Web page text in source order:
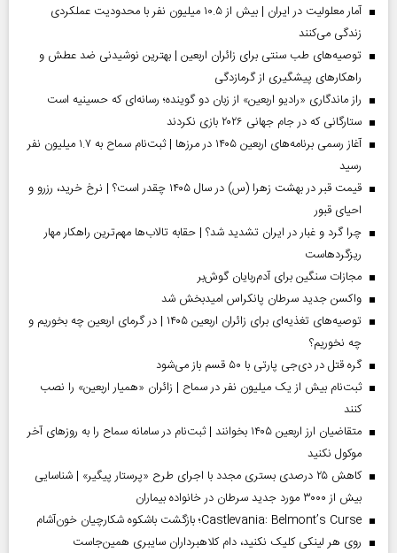
آمار معلولیت در ایران | بیش از ۱۰.۵ میلیون نفر با محدودیت عملکردی
زندگی می‌کنند
توصیه‌های طب سنتی برای زائران اربعین | بهترین نوشیدنی ضد عطش و
راهکارهای پیشگیری از گرمازدگی
راز ماندگاری «رادیو اربعین» از زبان دو گوینده؛ رسانه‌ای که حسینیه است
ستارگانی که در جام جهانی ۲۰۲۶ بازی نکردند
آغاز رسمی برنامه‌های اربعین ۱۴۰۵ در مرز‌ها | ثبت‌نام سماح به ۱.۷ میلیون نفر
رسید
قیمت قبر در بهشت زهرا (س) در سال ۱۴۰۵ چقدر است؟ | نرخ خرید، رزرو و
احیای قبور
چرا گرد و غبار در ایران تشدید شد؟ | حقابه تالاب‌ها مهم‌ترین راهکار مهار
ریزگردهاست
مجازات سنگین برای آدم‌ربایان گوش‌بر
واکسن جدید سرطان پانکراس امیدبخش شد
توصیه‌های تغذیه‌ای برای زائران اربعین ۱۴۰۵ | در گرمای اربعین چه بخوریم و
چه نخوریم؟
گره قتل در دی‌جی پارتی با ۵۰ قسم باز می‌شود
ثبت‌نام بیش از یک میلیون نفر در سماح | زائران «همیار اربعین» را نصب
کنند
متقاضیان ارز اربعین ۱۴۰۵ بخوانند | ثبت‌نام در سامانه سماح را به روز‌های آخر
موکول نکنید
کاهش ۲۵ درصدی بستری مجدد با اجرای طرح «پرستار پیگیر» | شناسایی
بیش از ۳۰۰۰ مورد جدید سرطان در خانواده بیماران
Castlevania: Belmont’s Curse؛ بازگشت باشکوه شکارچیان خون‌آشام
روی هر لینکی کلیک نکنید، دام کلاهبرداران سایبری همین‌جاست